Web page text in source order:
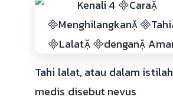
Tahi lalat, atau dalam istilah
medis disebut nevus